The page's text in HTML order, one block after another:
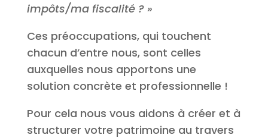
impôts/ma fiscalité ? »
Ces préoccupations, qui touchent
chacun d’entre nous, sont celles
auxquelles nous apportons une
solution concrète et professionnelle !
Pour cela nous vous aidons à créer et à
structurer votre patrimoine au travers